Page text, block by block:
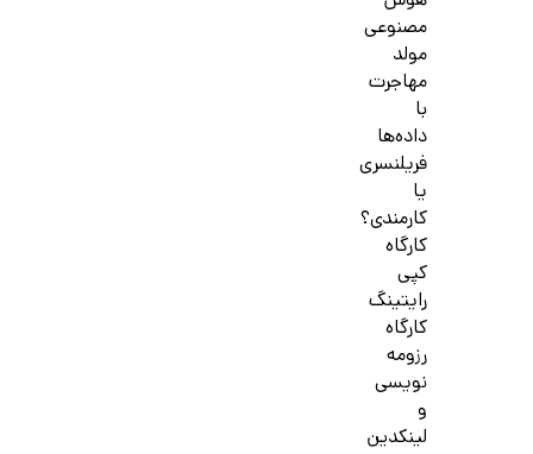
مصنوعی
مولد
مهاجرت
با
داده‌ها
فریلنسری
یا
کارمندی؟
کارگاه
کپی
رایتینگ
کارگاه
رزومه
نویسی
و
لینکدین